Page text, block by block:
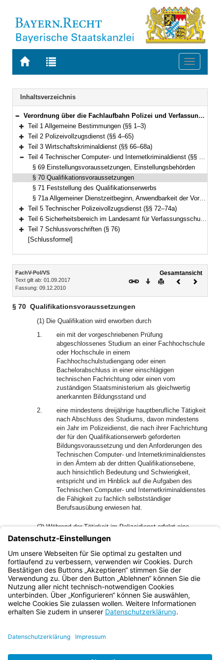
Zur
BAYERN.RECHT
Zur
letzten
Suche
Toggle
Navigation
Inhaltsverzeichnis
Bereich reduzieren
Verordnung über die Fachlaufbahn Polizei und Verfassungsschutz (FachV-Pol/VS) Vom 9. Dezember 2010 (GVBl. S. 821; 2011 S. 36) BayRS 2030-2-2-I (§§ 1–76)
Bereich erweitern
Teil 1 Allgemeine Bestimmungen (§§ 1–3)
Bereich erweitern
Teil 2 Polizeivollzugsdienst (§§ 4–65)
Bereich erweitern
Teil 3 Wirtschaftskriminaldienst (§§ 66–68a)
Bereich reduzieren
Teil 4 Technischer Computer- und Internetkriminaldienst (§§ 69–71a)
§ 69 Einstellungsvoraussetzungen, Einstellungsbehörden
§ 70 Qualifikationsvoraussetzungen
§ 71 Feststellung des Qualifikationserwerbs
§ 71a Allgemeiner Dienstzeitbeginn, Anwendbarkeit der Vorschriften des Teils 2
Bereich erweitern
Teil 5 Technischer Polizeivollzugsdienst (§§ 72–74a)
Bereich erweitern
Teil 6 Sicherheitsbereich im Landesamt für Verfassungsschutz (§§ 75–75a)
Bereich erweitern
Teil 7 Schlussvorschriften (§ 76)
[Schlussformel]
Inhalt
FachV-Pol/VS
Text gilt ab: 01.09.2017
Fassung: 09.12.2010
Gesamtansicht
Download
DruckenVorheriges
§ 70 Qualifikationsvoraussetzungen
(1) Die Qualifikation wird erworben durch
1.
ein mit der vorgeschriebenen Prüfung
abgeschlossenes Studium an einer Fachhochschule
oder Hochschule in einem
Fachhochschulstudiengang oder einen
Bachelorabschluss in einer einschlägigen
technischen Fachrichtung oder einen vom
zuständigen Staatsministerium als gleichwertig
anerkannten Bildungsstand und
2.
eine mindestens dreijährige hauptberufliche Tätigkeit
nach Abschluss des Studiums, davon mindestens
ein Jahr im Polizeidienst, die nach ihrer Fachrichtung
der für den Qualifikationserwerb geforderten
Bildungsvoraussetzung und den Anforderungen des
Technischen Computer- und Internetkriminaldienstes
in den Ämtern ab der dritten Qualifikationsebene,
auch hinsichtlich Bedeutung und Schwierigkeit,
entspricht und im Hinblick auf die Aufgaben des
Technischen Computer- und Internetkriminaldienstes
die Fähigkeit zu fachlich selbstständiger
Berufsausübung erwiesen hat.
(2) Während der Tätigkeit im Polizeidienst erfolgt eine
einjährige polizeifachliche Unterweisung bei der
Bereitschaftspolizei und bei Dienststellen der Landespolizei,
insbesondere der Kriminalpolizei, oder beim Bayerischen
Landeskriminalamt.
Bayern.de
BayernPortal
Impressum